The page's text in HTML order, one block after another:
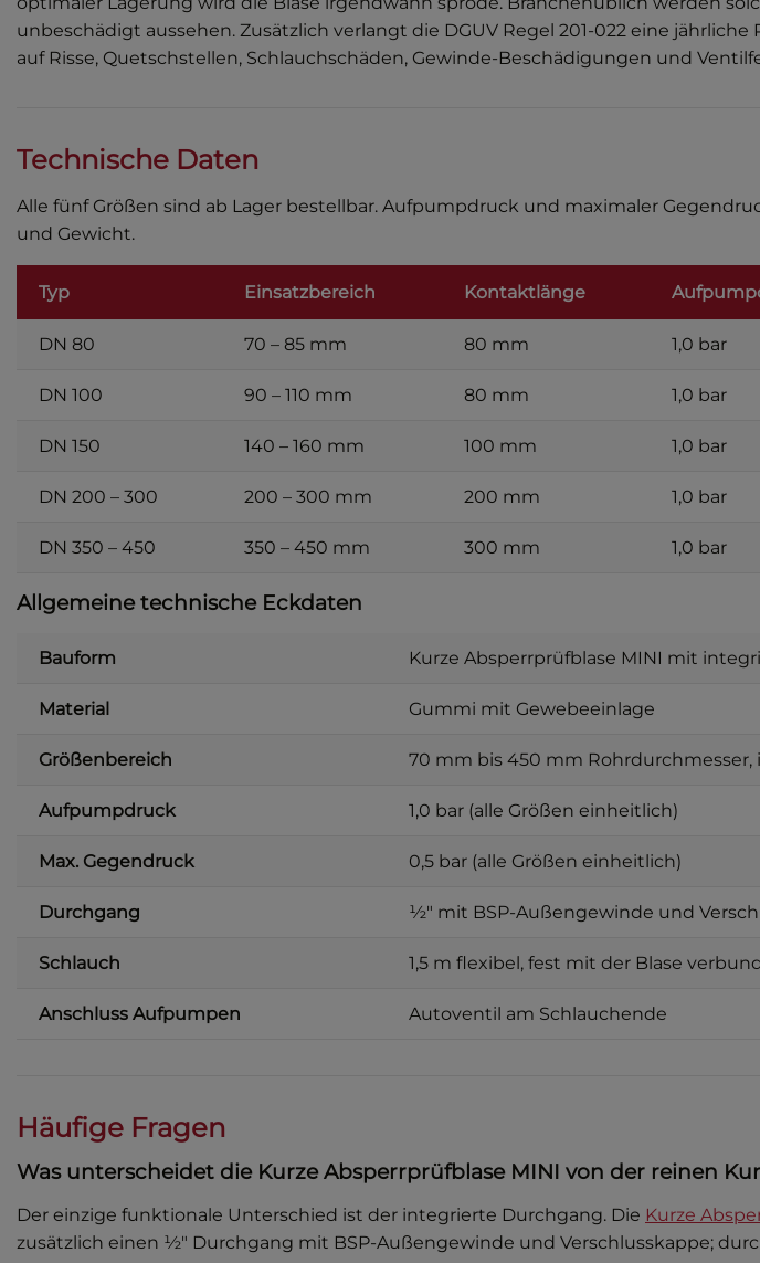
unbeschädigt aussehen. Zusätzlich verlangt die DGUV Regel 201-022 eine
auf Risse, Quetschstellen, Schlauchschäden, Gewinde-Beschädigungen und
Technische Daten
Alle fünf Größen sind ab Lager bestellbar. Aufpumpdruck und maximaler
und Gewicht.
Typ Einsatzbereich Kontaktlänge
DN 80 70 – 85 mm 80 mm 1,0 bar
DN 100 90 – 110 mm 80 mm 1,0 bar
DN 150 140 – 160 mm 100 mm 1,0 bar
DN 200 – 300 200 – 300 mm 200 mm 1,0 bar
DN 350 – 450 350 – 450 mm 300 mm 1,0 bar
Allgemeine technische Eckdaten
Bauform Kurze Absperrprüfblase MINI mit
Material Gummi mit Gewebeeinlage
Größenbereich 70 mm bis 450 mm Rohrdurchmesser,
Aufpumpdruck 1,0 bar (alle Größen einheitlich)
Max. Gegendruck 0,5 bar (alle Größen einheitlich)
Durchgang ½″ mit BSP-Außengewinde und
Schlauch 1,5 m flexibel, fest mit der Blase
Anschluss Aufpumpen Autoventil am Schlauchende
Häufige Fragen
Was unterscheidet die Kurze Absperrprüfblase MINI von der reinen
Der einzige funktionale Unterschied ist der integrierte Durchgang. Die Kurze
zusätzlich einen ½″ Durchgang mit BSP-Außengewinde und Verschlusskappe;